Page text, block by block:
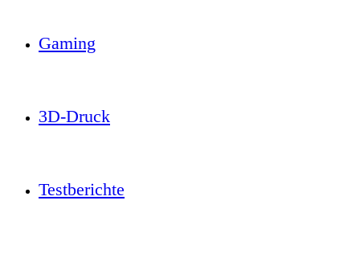
Gaming
3D-Druck
Testberichte